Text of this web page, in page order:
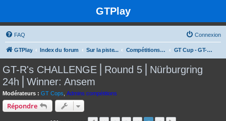
GTPlay
FAQ Connexion
GTPlay Index du forum Sur la piste... Compétitions et rencontres Online GT Cup - GT-R's CHALLENGE
GT-R's CHALLENGE⎪Round 5⎪Nürburgring
24h⎪Winner: Ansem
Modérateurs : GT Cops Admins compétitions
Répondre